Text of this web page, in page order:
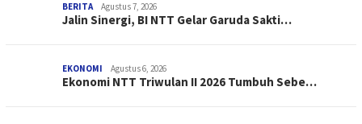
BERITA Agustus 7, 2026
Jalin Sinergi, BI NTT Gelar Garuda Sakti…
EKONOMI Agustus 6, 2026
Ekonomi NTT Triwulan II 2026 Tumbuh Sebe…